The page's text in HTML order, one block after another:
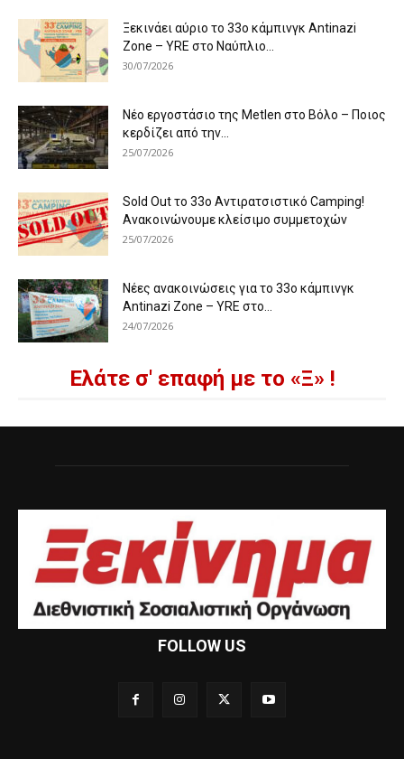
Ξεκινάει αύριο το 33ο κάμπινγκ Antinazi
Zone – YRE στο Ναύπλιο...
30/07/2026
Νέο εργοστάσιο της Metlen στο Βόλο – Ποιος
κερδίζει από την...
25/07/2026
Sold Out το 33ο Αντιρατσιστικό Camping!
Ανακοινώνουμε κλείσιμο συμμετοχών
25/07/2026
Νέες ανακοινώσεις για το 33ο κάμπινγκ
Antinazi Zone – YRE στο...
24/07/2026
Ελάτε σ' επαφή με το «Ξ» !
FOLLOW US